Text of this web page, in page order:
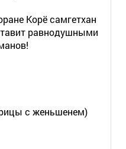
Корё самгетхан
равнодушными
с женьшенем)